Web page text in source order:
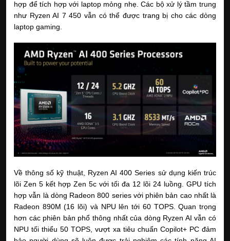
hợp để tích hợp với laptop mỏng nhẹ. Các bộ xử lý tầm trung
như Ryzen AI 7 450 vẫn có thể được trang bị cho các dòng
laptop gaming.
Về thông số kỹ thuật, Ryzen AI 400 Series sử dụng kiến trúc
lõi Zen 5 kết hợp Zen 5c với tối đa 12 lõi 24 luồng. GPU tích
hợp vẫn là dòng Radeon 800 series với phiên bản cao nhất là
Radeon 890M (16 lõi) và NPU lên tới 60 TOPS. Quan trọng
hơn các phiên bản phổ thông nhất của dòng Ryzen AI vẫn có
NPU tối thiểu 50 TOPS, vượt xa tiêu chuẩn Copilot+ PC đảm